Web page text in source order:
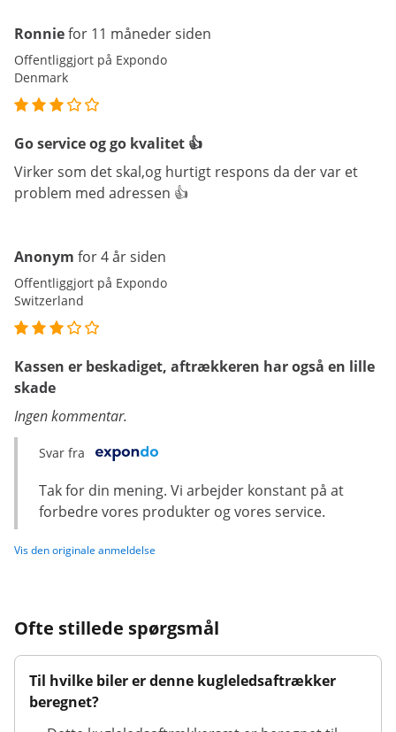
Ronniefor 11 måneder siden
Offentliggjort på Expondo
Denmark
Go service og go kvalitet 👍
Virker som det skal,og hurtigt respons da der var et
problem med adressen 👍
Anonym for 4 år siden
Offentliggjort på Expondo
Switzerland
Kassen er beskadiget, aftrækkeren har også en lille
skade
Ingen kommentar.
Svar fra
Tak for din mening. Vi arbejder konstant på at
forbedre vores produkter og vores service.
Vis den originale anmeldelse
Ofte stillede spørgsmål
Til hvilke biler er denne kugleledsaftrækker
beregnet?